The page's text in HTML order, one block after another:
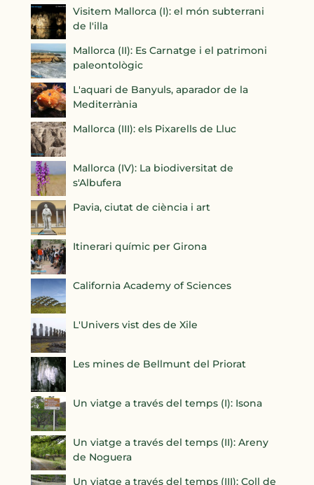
Visitem Mallorca (I): el món subterrani
de l'illa
Mallorca (II): Es Carnatge i el patrimoni
paleontològic
L'aquari de Banyuls, aparador de la
Mediterrània
Mallorca (III): els Pixarells de Lluc
Mallorca (IV): La biodiversitat de
s'Albufera
Pavia, ciutat de ciència i art
Itinerari químic per Girona
California Academy of Sciences
L'Univers vist des de Xile
Les mines de Bellmunt del Priorat
Un viatge a través del temps (I): Isona
Un viatge a través del temps (II): Areny
de Noguera
Un viatge a través del temps (III): Coll de